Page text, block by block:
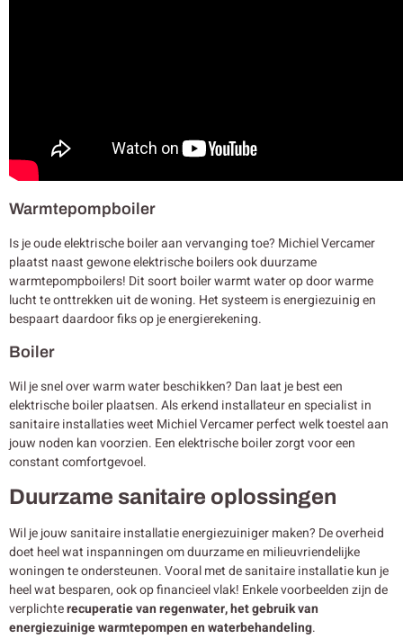
Warmtepompboiler
Is je oude elektrische boiler aan vervanging toe? Michiel Vercamer
plaatst naast gewone elektrische boilers ook duurzame
warmtepompboilers! Dit soort boiler warmt water op door warme
lucht te onttrekken uit de woning. Het systeem is energiezuinig en
bespaart daardoor fiks op je energierekening.
Boiler
Wil je snel over warm water beschikken? Dan laat je best een
elektrische boiler plaatsen. Als erkend installateur en specialist in
sanitaire installaties weet Michiel Vercamer perfect welk toestel aan
jouw noden kan voorzien. Een elektrische boiler zorgt voor een
constant comfortgevoel.
Duurzame sanitaire oplossingen
Wil je jouw sanitaire installatie energiezuiniger maken? De overheid
doet heel wat inspanningen om duurzame en milieuvriendelijke
woningen te ondersteunen. Vooral met de sanitaire installatie kun je
heel wat besparen, ook op financieel vlak! Enkele voorbeelden zijn de
verplichterecuperatie van regenwater, het gebruik van
energiezuinige warmtepompen en waterbehandeling.